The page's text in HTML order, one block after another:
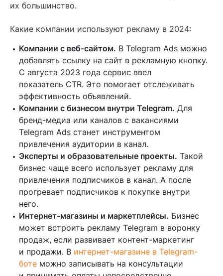
их большинство.
Какие компании используют рекламу в 2024:
Компании с веб-сайтом. В Telegram Ads можно
добавлять ссылку на сайт в рекламную кнопку.
С августа 2023 года сервис ввел
показатель CTR. Это помогает отслеживать
эффективность объявлений.
Компании с бизнесом внутри Telegram. Для
бренд-медиа или каналов с вакансиями
Telegram Ads станет инструментом
привлечения аудитории в канал.
Эксперты и образовательные проекты. Такой
бизнес чаще всего использует рекламу для
привлечения подписчиков в канал. А после
прогревает подписчиков к покупке внутри
него.
Интернет-магазины и маркетплейсы. Бизнес
может встроить рекламу Telegram в воронку
продаж, если развивает контент-маркетинг
и продажи. В интернет-магазине в Telegram-
боте можно записывать на консультации